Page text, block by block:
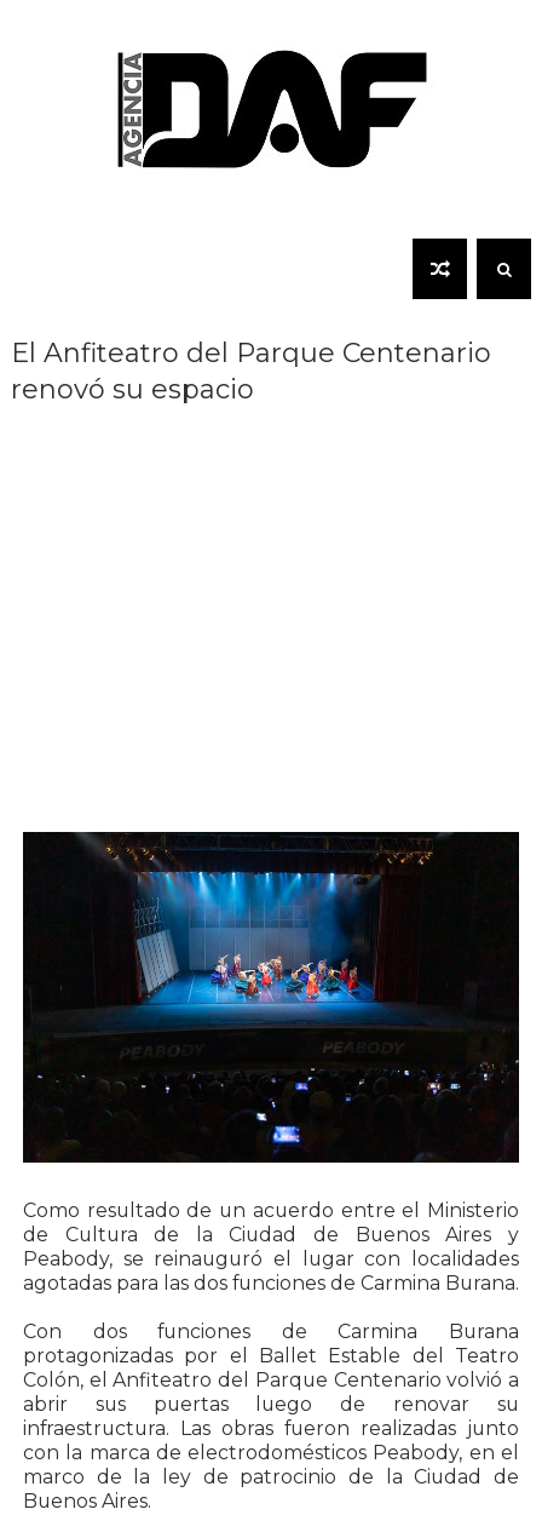
El Anfiteatro del Parque Centenario
renovó su espacio
Como resultado de un acuerdo entre el Ministerio
de Cultura de la Ciudad de Buenos Aires y
Peabody, se reinauguró el lugar con localidades
agotadas para las dos funciones de Carmina Burana.
Con dos funciones de Carmina Burana
protagonizadas por el Ballet Estable del Teatro
Colón, el Anfiteatro del Parque Centenario volvió a
abrir sus puertas luego de renovar su
infraestructura. Las obras fueron realizadas junto
con la marca de electrodomésticos Peabody, en el
marco de la ley de patrocinio de la Ciudad de
Buenos Aires.